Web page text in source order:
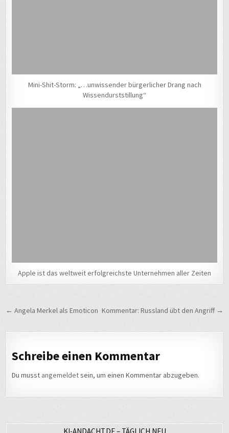
Mini-Shit-Storm: „…unwissender bürgerlicher Drang nach
Wissendurststillung“
Apple ist das weltweit erfolgreichste Unternehmen aller Zeiten
BeitragsnavigationKommentar: Russland übt den Angriff →
← Angela Merkel als Emoticon
Schreibe einen Kommentar
Du musst angemeldetsein, um einen Kommentar abzugeben.